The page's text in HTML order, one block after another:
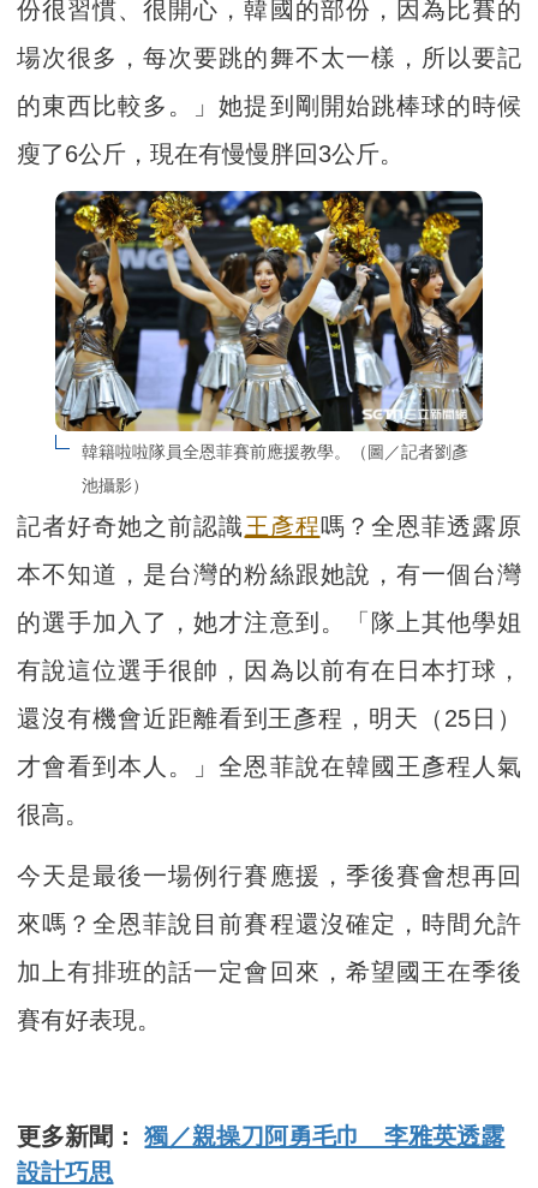
份很習慣、很開心，韓國的部份，因為比賽的
場次很多，每次要跳的舞不太一樣，所以要記
的東西比較多。」她提到剛開始跳棒球的時候
瘦了6公斤，現在有慢慢胖回3公斤。
韓籍啦啦隊員全恩菲賽前應援教學。（圖／記者劉彥
池攝影）
記者好奇她之前認識王彥程嗎？全恩菲透露原
本不知道，是台灣的粉絲跟她說，有一個台灣
的選手加入了，她才注意到。「隊上其他學姐
有說這位選手很帥，因為以前有在日本打球，
還沒有機會近距離看到王彥程，明天（25日）
才會看到本人。」全恩菲說在韓國王彥程人氣
很高。
今天是最後一場例行賽應援，季後賽會想再回
來嗎？全恩菲說目前賽程還沒確定，時間允許
加上有排班的話一定會回來，希望國王在季後
賽有好表現。
更多新聞：獨／親操刀阿勇毛巾 李雅英透露
設計巧思